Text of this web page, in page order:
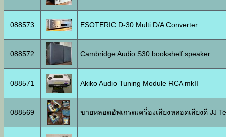
088573 ESOTERIC D-30 Multi D/A Converter
088572 Cambridge Audio S30 bookshelf speaker
088571 Akiko Audio Tuning Module RCA mkII
088569 ขายหลอดอัพเกรดเครื่องเสียงหลอดเสียงดี JJ